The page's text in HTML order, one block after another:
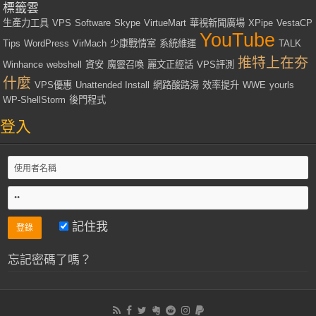
標籤雲
生產力工具 VPS Software Skype VirtueMart 華視新聞廣場 XPipe VestaCP
Tips WordPress VirMach 少康戰情室 系統維運 YouTube TALK
Winhance webshell 資安 魔靈召喚 麗文正經話 VPS評測 推特上在夯
什麼 VPS優惠 Unattended Install 網路酸路湯 效率提升 WWE yourls
WP-ShellStorm 後門程式
登入
記住我
忘記密碼了嗎？